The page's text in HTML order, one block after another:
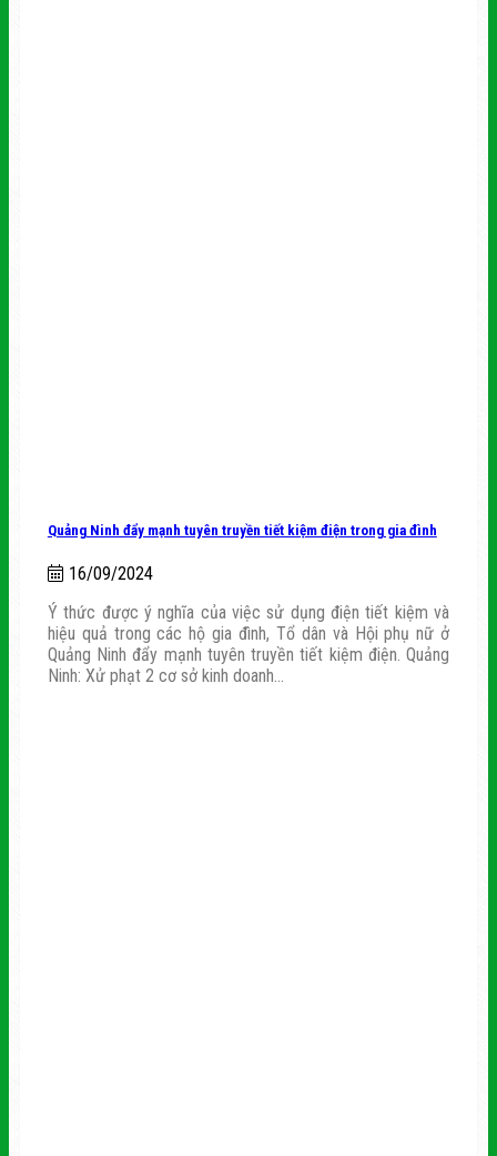
Quảng Ninh đẩy mạnh tuyên truyền tiết kiệm điện trong gia đình
16/09/2024
Ý thức được ý nghĩa của việc sử dụng điện tiết kiệm và
hiệu quả trong các hộ gia đình, Tổ dân và Hội phụ nữ ở
Quảng Ninh đẩy mạnh tuyên truyền tiết kiệm điện. Quảng
Ninh: Xử phạt 2 cơ sở kinh doanh...